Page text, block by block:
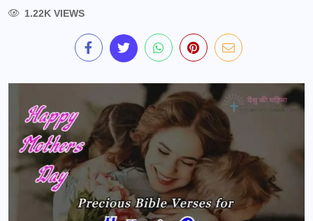
1.22K VIEWS